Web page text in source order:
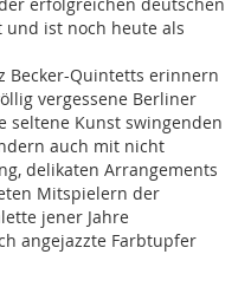
ist noch heute als
Becker-Quintetts erinnern
vergessene Berliner
seltene Kunst swingenden
auch mit nicht
delikaten Arrangements
Mitspielern der
jener Jahre
angejazzte Farbtupfer